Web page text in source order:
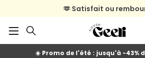
Passer au contenu🫶 Satisfait ou
🚚 Livraison en 2 à 4 jours
☀️ Promo de l'été : jusqu'à -43%